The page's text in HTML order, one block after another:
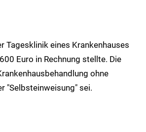
Tagesklinik eines Krankenhauses
Euro in Rechnung stellte. Die
ohne
"Selbsteinweisung" sei.